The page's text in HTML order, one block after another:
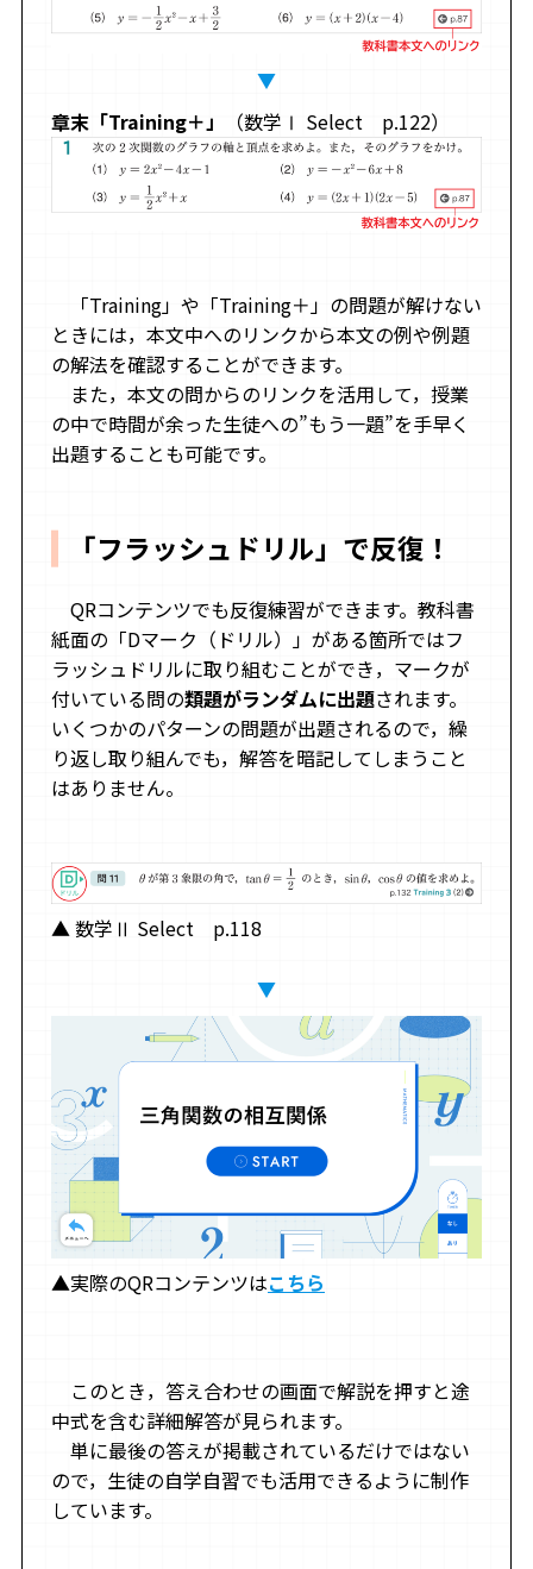
▼
章末「Training＋」
（数学Ⅰ Select p.122）
「Training」や「Training＋」の問題が解けない
ときには，本文中へのリンクから本文の例や例題
の解法を確認することができます。
また，本文の問からのリンクを活用して，授業
の中で時間が余った生徒への”もう一題”を手早く
出題することも可能です。
「フラッシュドリル」で反復！
QRコンテンツでも反復練習ができます。教科書
紙面の「Dマーク（ドリル）」がある箇所ではフ
ラッシュドリルに取り組むことができ，マークが
付いている問の類題がランダムに出題されます。
いくつかのパターンの問題が出題されるので，繰
り返し取り組んでも，解答を暗記してしまうこと
はありません。
▲ 数学Ⅱ Select p.118
▼
▲実際のQRコンテンツはこちら
このとき，答え合わせの画面で解説を押すと途
中式を含む詳細解答が見られます。
単に最後の答えが掲載されているだけではない
ので，生徒の自学自習でも活用できるように制作
しています。